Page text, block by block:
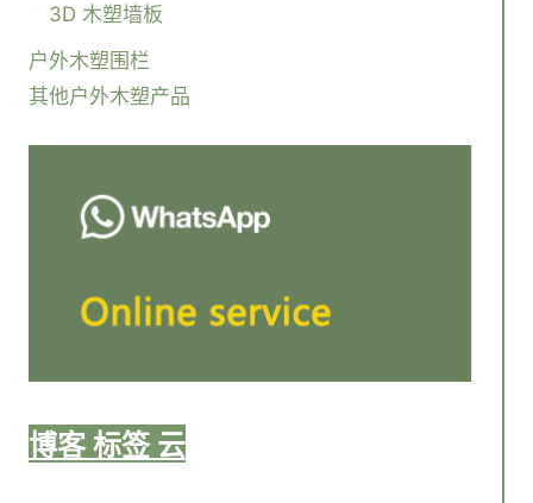
3D 木塑墙板
户外木塑围栏
其他户外木塑产品
博客 标签 云